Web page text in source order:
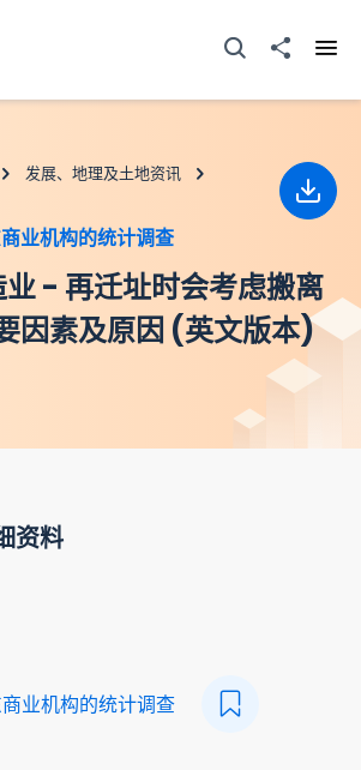
打开搜寻器分享至
发展、地理及土地资讯
业机构的统计调查
- 再迁址时会考虑搬离
因素及原因 (英文版本)
下载
资料
业机构的统计调查